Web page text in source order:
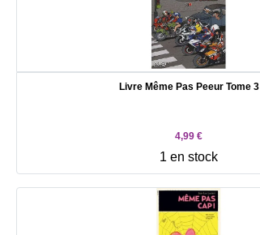
Livre Même Pas Peeur Tome 3
4,99 €
1 en stock